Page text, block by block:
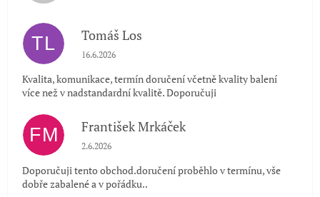
TL Tomáš Los
Hodnocení obchodu je 5 z 5 hvězdiček.
16.6.2026
Kvalita, komunikace, termín doručení včetně kvality balení
více než v nadstandardní kvalitě. Doporučuji
FM František Mrkáček
Hodnocení obchodu je 5 z 5 hvězdiček.
2.6.2026
Doporučuji tento obchod.doručení proběhlo v termínu, vše
dobře zabalené a v pořádku..